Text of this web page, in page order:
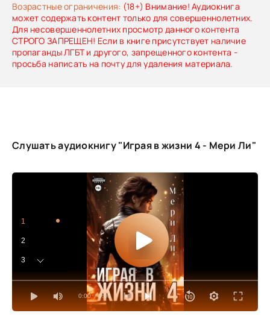
Возрастные ограничения: (18+) Внимание! Аудиокнига
может содержать контент только для совершеннолетних.
Для несовершеннолетних просмотр данного контента
СТРОГО ЗАПРЕЩЕН! Если в книге присутствует наличие
пропаганды ЛГБТ и другого, запрещенного контента -
просьба написать на почту для удаления материала.
Слушать аудиокнигу "Играя в жизни 4 - Мери Ли"
0:00 / 0:00
1
2
3
4